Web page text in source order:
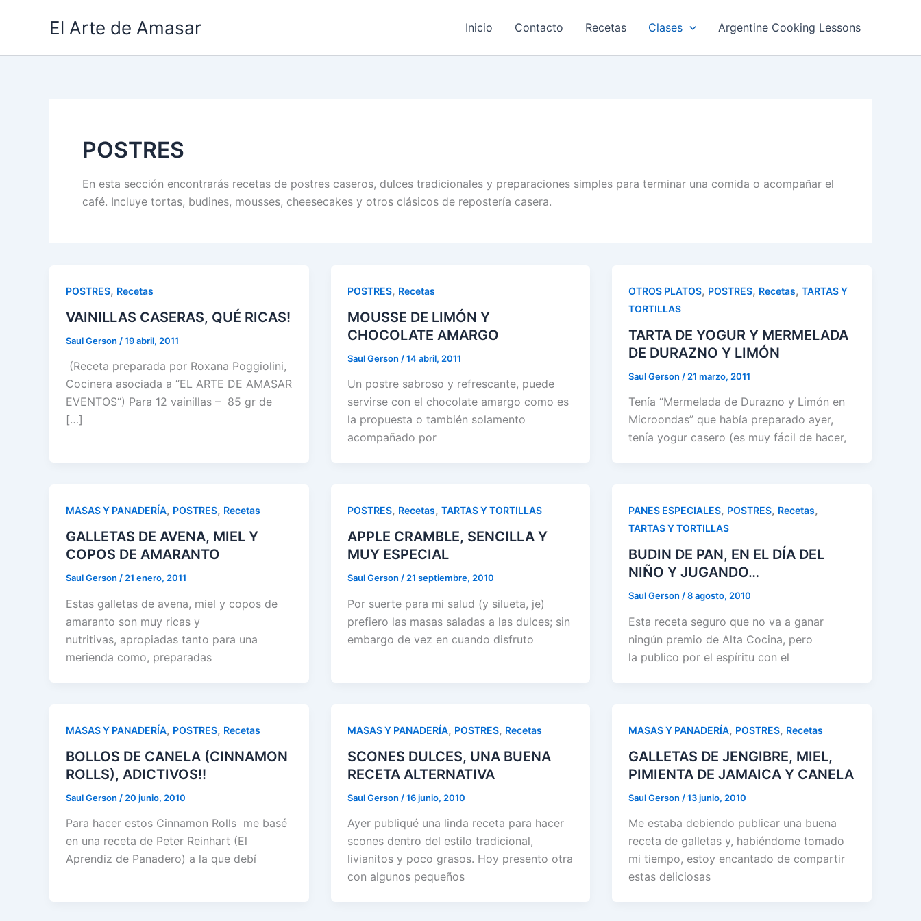
El Arte de Amasar Inicio Contacto Recetas Clases Argentine Cooking Lessons
POSTRES
En esta sección encontrarás recetas de postres caseros, dulces tradicionales y preparaciones simples para terminar una comida o acompañar el
café. Incluye tortas, budines, mousses, cheesecakes y otros clásicos de repostería casera.
POSTRES, Recetas
VAINILLAS CASERAS, QUÉ RICAS!
Saul Gerson /19 abril, 2011
(Receta preparada por Roxana Poggiolini,
Cocinera asociada a “EL ARTE DE AMASAR
EVENTOS“) Para 12 vainillas – 85 gr de
[…]
POSTRES, Recetas
MOUSSE DE LIMÓN Y
CHOCOLATE AMARGO
Saul Gerson /14 abril, 2011
Un postre sabroso y refrescante, puede
servirse con el chocolate amargo como es
la propuesta o también solamento
acompañado por
OTROS PLATOS, POSTRES, Recetas,TARTAS Y
TORTILLAS
TARTA DE YOGUR Y MERMELADA
DE DURAZNO Y LIMÓN
Saul Gerson / 21 marzo, 2011
Tenía “Mermelada de Durazno y Limón en
Microondas” que había preparado ayer,
tenía yogur casero (es muy fácil de hacer,
MASAS Y PANADERÍA, POSTRES, Recetas
GALLETAS DE AVENA, MIEL Y
COPOS DE AMARANTO
Saul Gerson / 21 enero, 2011
Estas galletas de avena, miel y copos de
amaranto son muy ricas y
nutritivas, apropiadas tanto para una
merienda como, preparadas
POSTRES, Recetas, TARTAS Y TORTILLAS
APPLE CRAMBLE, SENCILLA Y
MUY ESPECIAL
Saul Gerson / 21 septiembre, 2010
Por suerte para mi salud (y silueta, je)
prefiero las masas saladas a las dulces; sin
embargo de vez en cuando disfruto
PANES ESPECIALES, POSTRES, Recetas,
TARTAS Y TORTILLAS
BUDIN DE PAN, EN EL DÍA DEL
NIÑO Y JUGANDO…
Saul Gerson /8 agosto, 2010
Esta receta seguro que no va a ganar
ningún premio de Alta Cocina, pero
la publico por el espíritu con el
MASAS Y PANADERÍA, POSTRES, Recetas
BOLLOS DE CANELA (CINNAMON
ROLLS), ADICTIVOS!!
Saul Gerson / 20 junio, 2010
Para hacer estos Cinnamon Rolls me basé
en una receta de Peter Reinhart (El
Aprendiz de Panadero) a la que debí
MASAS Y PANADERÍA, POSTRES, Recetas
SCONES DULCES, UNA BUENA
RECETA ALTERNATIVA
Saul Gerson /16 junio, 2010
Ayer publiqué una linda receta para hacer
scones dentro del estilo tradicional,
livianitos y poco grasos. Hoy presento otra
con algunos pequeños
MASAS Y PANADERÍA, POSTRES, Recetas
GALLETAS DE JENGIBRE, MIEL,
PIMIENTA DE JAMAICA Y CANELA
Saul Gerson /13 junio, 2010
Me estaba debiendo publicar una buena
receta de galletas y, habiéndome tomado
mi tiempo, estoy encantado de compartir
estas deliciosas